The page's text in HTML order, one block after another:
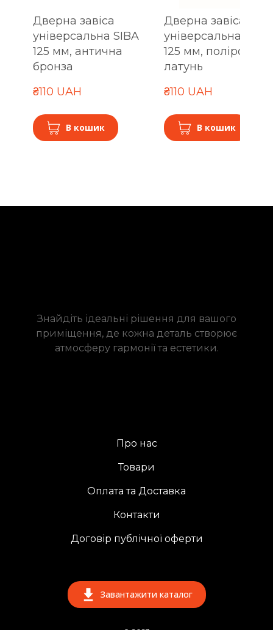
Дверна завіса
універсальна SIBA
125 мм, антична
бронза
₴110 UAH
В кошик
Дверна завіса
універсальна SIBA
125 мм, полірована
латунь
₴110 UAH
В кошик
Знайдіть ідеальні рішення для вашого
приміщення, де кожна деталь створює
атмосферу гармонії та естетики.
Про нас
Товари
Оплата та Доставка
Контакти
Договір публічної оферти
Завантажити каталог